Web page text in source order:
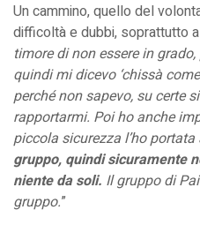
Un cammino, quello del
difficoltà e dubbi, soprattutto
timore di non essere in
quindi mi dicevo ‘chissà
perché non sapevo, su certe
rapportarmi. Poi ho anche
piccola sicurezza l’ho portata
gruppo, quindi sicuramente
niente da soli. Il gruppo di
gruppo.”